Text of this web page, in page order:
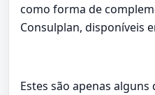
como forma de
Consulplan, disponíveis
Estes são apenas